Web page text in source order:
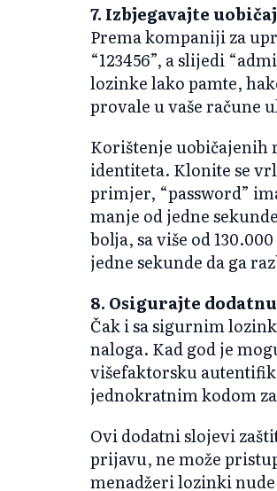
7. Izbjegavajte
Prema kompaniji za
“123456”, a slijedi
lozinke lako pamte,
provale u vaše račune
Korištenje uobičajenih
identiteta. Klonite se
primjer, “password”
manje od jedne
bolja, sa više od
jedne sekunde da ga
8. Osigurajte
Čak i sa sigurnim
naloga. Kad god je
višefaktorsku
jednokratnim kodom
Ovi dodatni slojevi
prijavu, ne može
menadžeri lozinki